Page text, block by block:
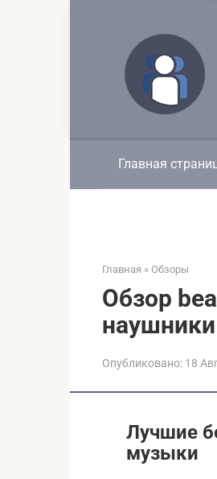
Главная
Главная » Обзоры
Обзор
наушники
Опубликовано: 18
Лучшие
музыки